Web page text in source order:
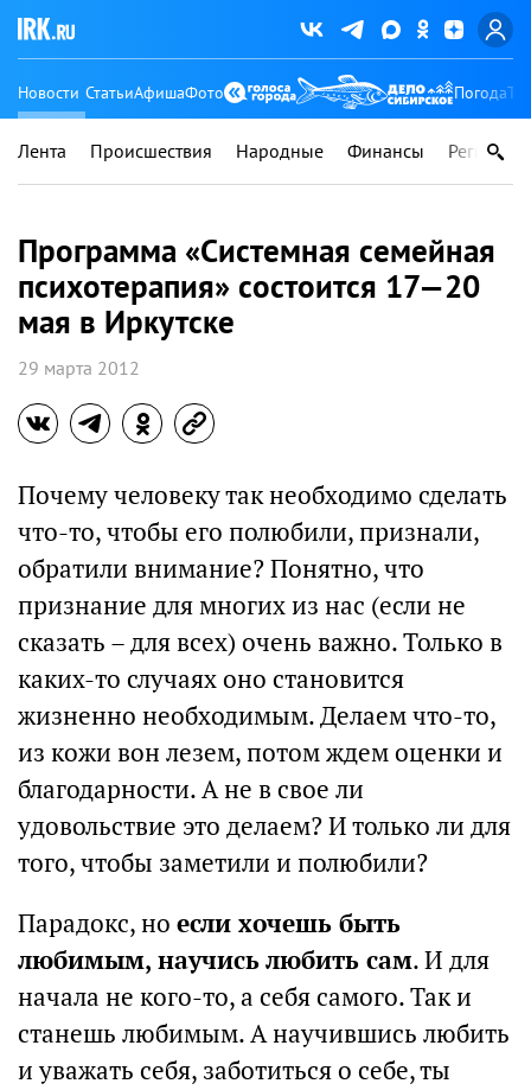
Новости СтатьиАфишаФото Погода
Лента Происшествия Народные Финансы Регионы
Программа «Системная семейная
психотерапия» состоится 17—20
мая в Иркутске
29 марта 2012
Почему человеку так необходимо сделать
что-то, чтобы его полюбили, признали,
обратили внимание? Понятно, что
признание для многих из нас (если не
сказать – для всех) очень важно. Только в
каких-то случаях оно становится
жизненно необходимым. Делаем что-то,
из кожи вон лезем, потом ждем оценки и
благодарности. А не в свое ли
удовольствие это делаем? И только ли для
того, чтобы заметили и полюбили?
Парадокс, но если хочешь быть
любимым, научись любить сам. И для
начала не кого-то, а себя самого. Так и
станешь любимым. А научившись любить
и уважать себя, заботиться о себе, ты